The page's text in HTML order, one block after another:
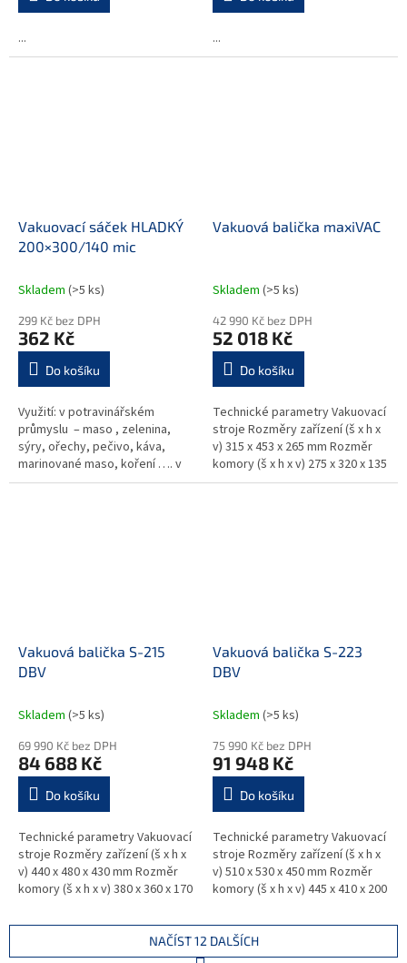
... ...
Vakuovací sáček HLADKÝ
200×300/140 mic
Skladem (>5 ks)
299 Kč bez DPH
362 Kč
Do košíku
Využití: v potravinářském
průmyslu – maso , zelenina,
sýry, ořechy, pečivo, káva,
marinované maso, koření …. v
gastronomii
Vakuová balička maxiVAC
Skladem (>5 ks)
42 990 Kč bez DPH
52 018 Kč
Do košíku
Technické parametry Vakuovací
stroje Rozměry zařízení (š x h x
v) 315 x 453 x 265 mm Rozměr
komory (š x h x v) 275 x 320 x 135
mm Délka svařovací lišty 270
Vakuová balička S-215
DBV
Skladem (>5 ks)
69 990 Kč bez DPH
84 688 Kč
Do košíku
Technické parametry Vakuovací
stroje Rozměry zařízení (š x h x
v) 440 x 480 x 430 mm Rozměr
komory (š x h x v) 380 x 360 x 170
mm Výkon...
Vakuová balička S-223
DBV
Skladem (>5 ks)
75 990 Kč bez DPH
91 948 Kč
Do košíku
Technické parametry Vakuovací
stroje Rozměry zařízení (š x h x
v) 510 x 530 x 450 mm Rozměr
komory (š x h x v) 445 x 410 x 200
mm Výkon...
NAČÍST 12 DALŠÍCH